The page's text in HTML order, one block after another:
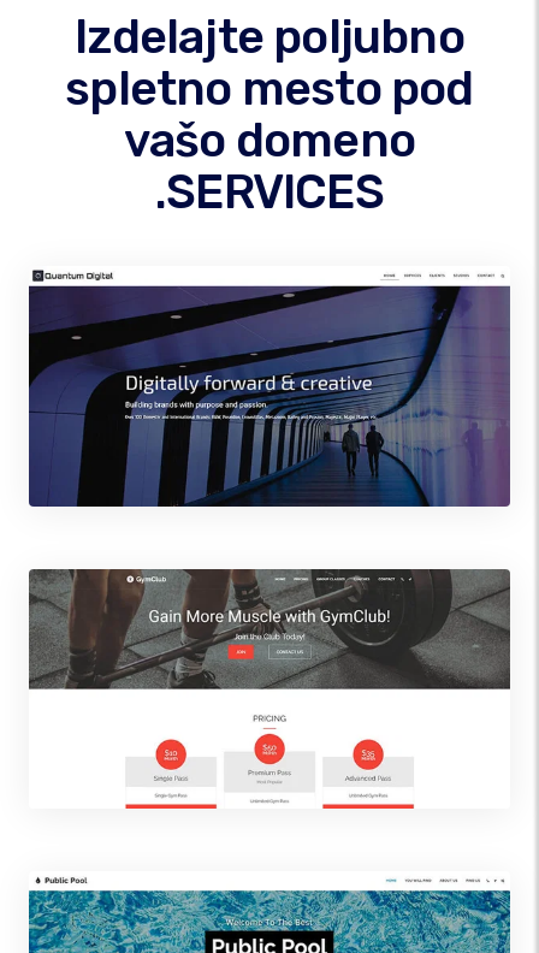
Izdelajte poljubno
spletno mesto pod
vašo domeno
.SERVICES